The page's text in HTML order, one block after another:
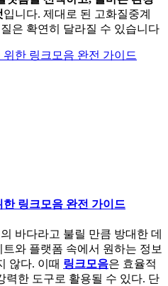
입니다. 제대로 된 고화질중계
은 확연히 달라질 수 있습니다
링크모음 완전 가이드
바다라고 불릴 만큼 방대한 데
와 플랫폼 속에서 원하는 정보
않다. 이때 링크모음은 효율적
력한 도구로 활용될 수 있다. 단